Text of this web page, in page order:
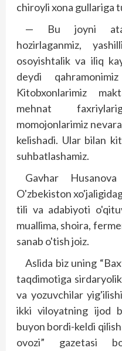
chiroyli xona gullariga
— Bu joyni
hozirlaganmiz,
osoyishtalik va iliq
deydi
Kitobxonlarimiz
mehnat
momojonlarimiz
kelishadi. Ular bilan
suhbatlashamiz.
Gavhar
O'zbekiston
tili va adabiyoti
muallima, shoira,
sanab o'tish joiz.
Aslida biz uning
taqdimotiga
va yozuvchilar
ikki viloyatning ijod
buyon bordi-keldi
ovozi” gazetasi